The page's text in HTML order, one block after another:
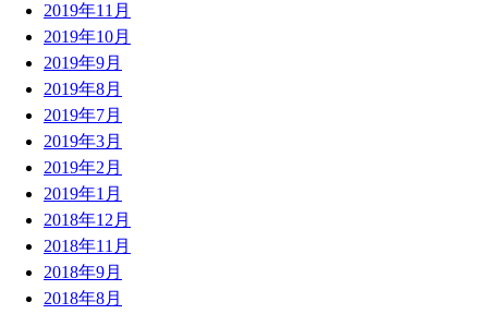
2019年11月
2019年10月
2019年9月
2019年8月
2019年7月
2019年3月
2019年2月
2019年1月
2018年12月
2018年11月
2018年9月
2018年8月